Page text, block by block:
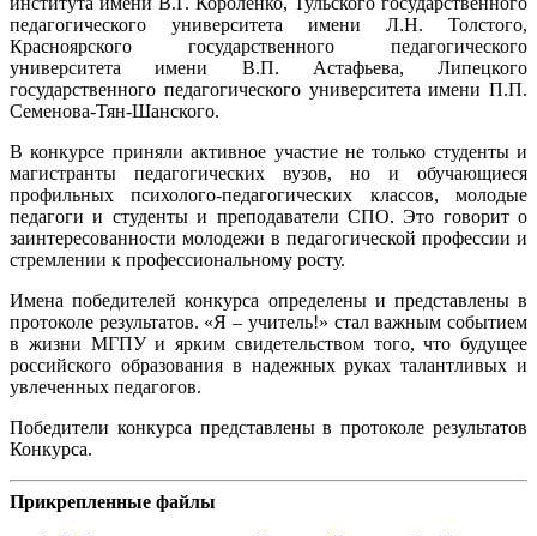
педагогического университета имени Л.Н. Толстого,
Красноярского государственного педагогического
университета имени В.П. Астафьева, Липецкого
государственного педагогического университета имени П.П.
Семенова-Тян-Шанского.
В конкурсе приняли активное участие не только студенты и
магистранты педагогических вузов, но и обучающиеся
профильных психолого-педагогических классов, молодые
педагоги и студенты и преподаватели СПО. Это говорит о
заинтересованности молодежи в педагогической профессии и
стремлении к профессиональному росту.
Имена победителей конкурса определены и представлены в
протоколе результатов. «Я – учитель!» стал важным событием
в жизни МГПУ и ярким свидетельством того, что будущее
российского образования в надежных руках талантливых и
увлеченных педагогов.
Победители конкурса представлены в протоколе результатов
Конкурса.
Прикрепленные файлы